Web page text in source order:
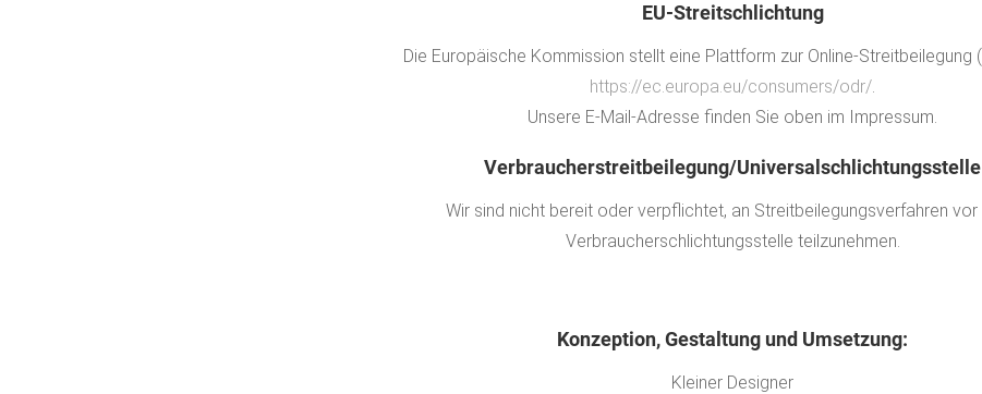
EU-Streitschlichtung
Die Europäische Kommission stellt eine Plattform zur Online-Streitbeilegung
https://ec.europa.eu/consumers/odr/.
Unsere E-Mail-Adresse finden Sie oben im Impressum.
Verbraucher­streit­beilegung/Universal­schlichtungs­stelle
Wir sind nicht bereit oder verpflichtet, an Streitbeilegungsverfahren vor
Verbraucherschlichtungsstelle teilzunehmen.
Konzeption, Gestaltung und Umsetzung:
Kleiner Designer